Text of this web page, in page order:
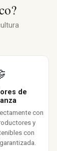
de
con
y
con